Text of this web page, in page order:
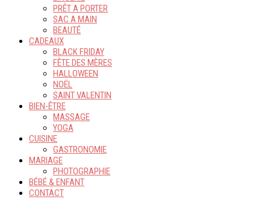
PRÊT A PORTER
SAC A MAIN
BEAUTÉ
CADEAUX
BLACK FRIDAY
FÊTE DES MÈRES
HALLOWEEN
NOËL
SAINT VALENTIN
BIEN-ÊTRE
MASSAGE
YOGA
CUISINE
GASTRONOMIE
MARIAGE
PHOTOGRAPHIE
BÉBÉ & ENFANT
CONTACT